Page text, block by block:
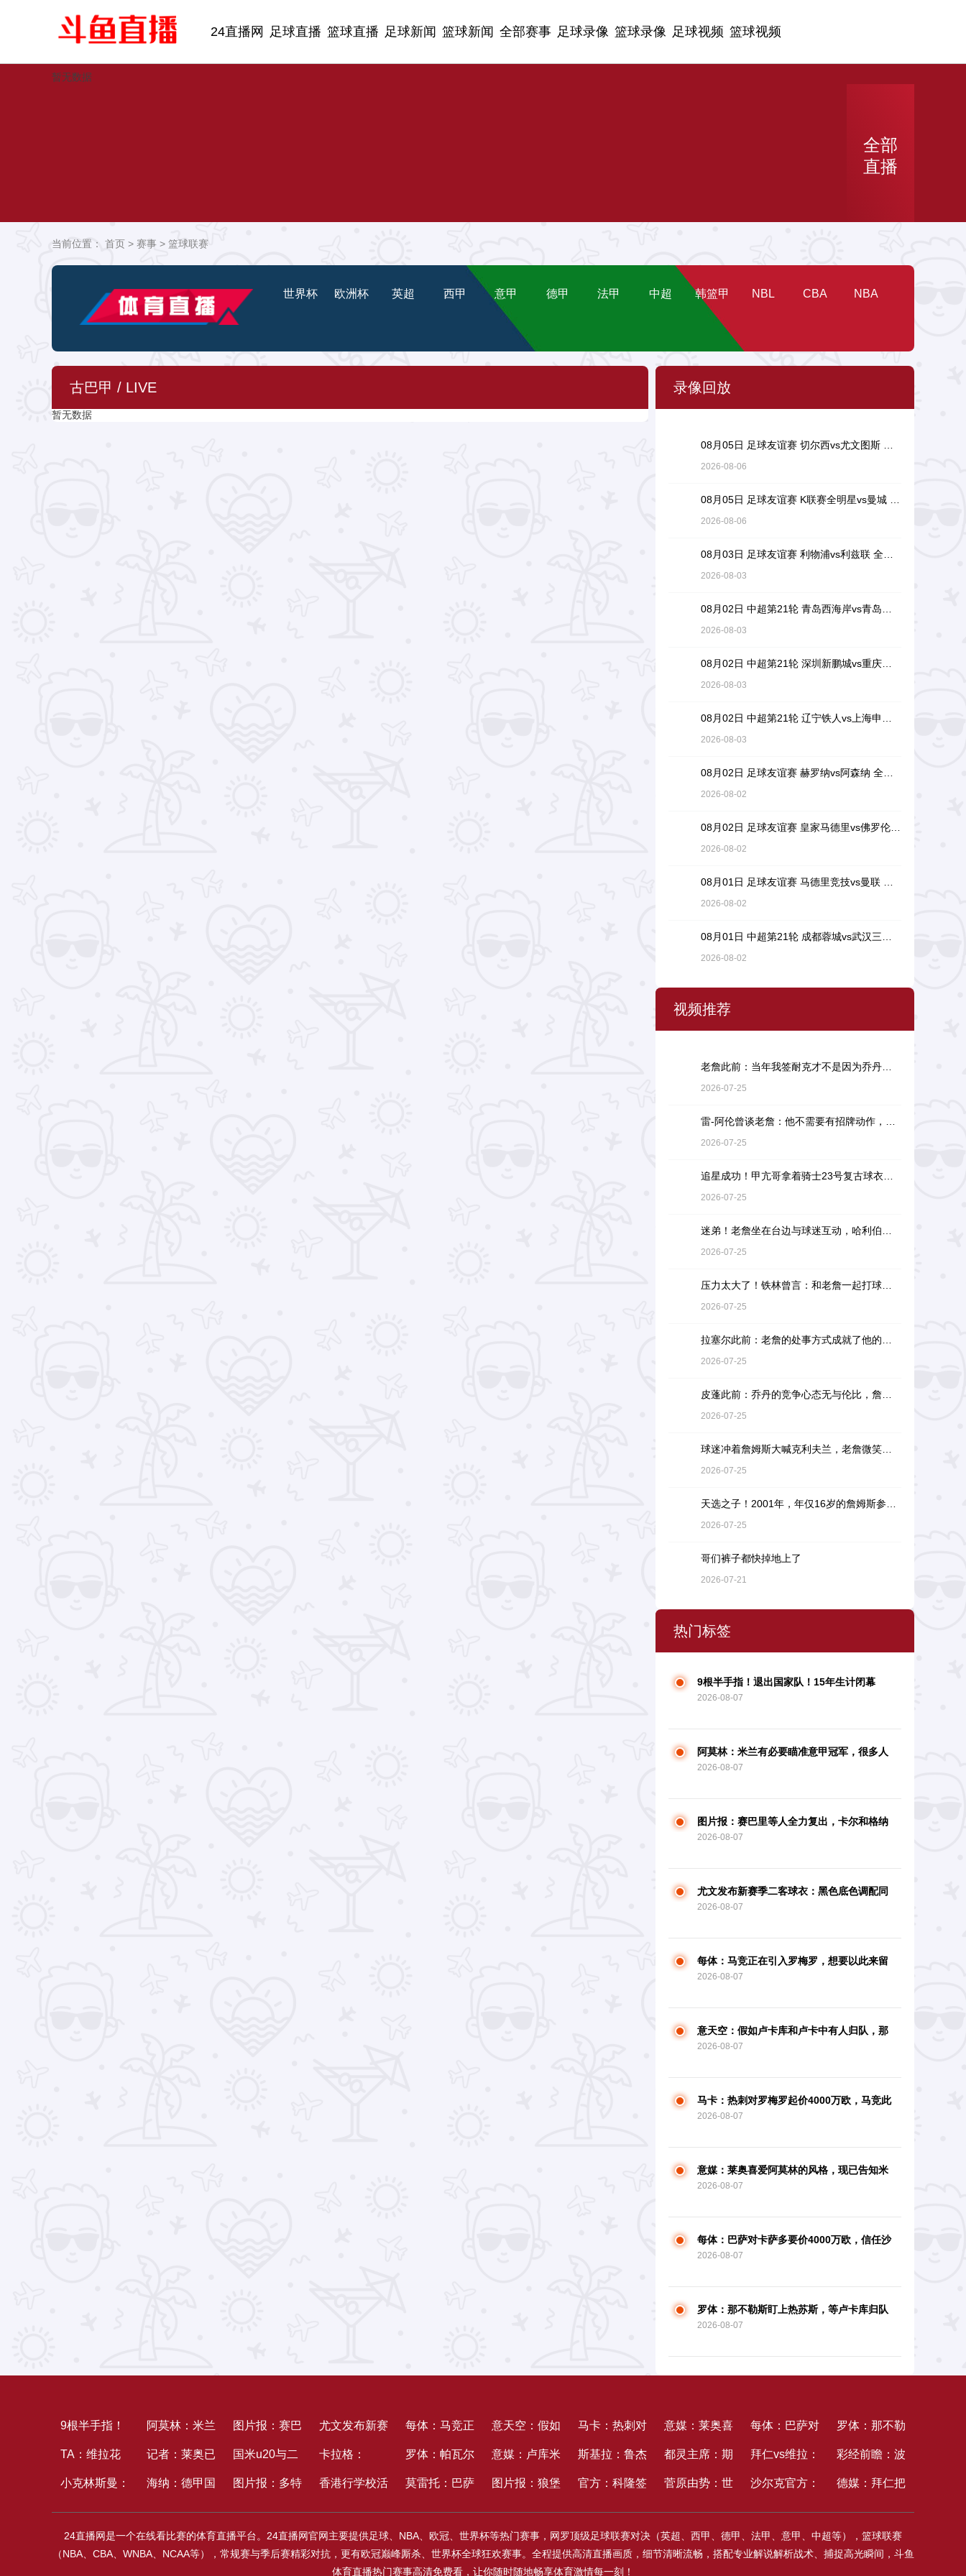
24直播网 足球直播 篮球直播 足球新闻 篮球新闻 全部赛事 足球录像 篮球录像 足球视频 篮球视频
暂无数据
全部
直播
当前位置： 首页 > 赛事 > 篮球联赛
世界杯 欧洲杯 英超 西甲 意甲 德甲 法甲 中超 韩篮甲 NBL CBA NBA
古巴甲 / LIVE
暂无数据
录像回放
2026-08-06
2026-08-06
2026-08-03
2026-08-03
2026-08-03
2026-08-03
2026-08-02
2026-08-02
2026-08-02
2026-08-02
视频推荐
2026-07-25
2026-07-25
2026-07-25
2026-07-25
2026-07-25
2026-07-25
2026-07-25
2026-07-25
2026-07-25
哥们裤子都快掉地上了
2026-07-21
热门标签
9根半手指！退出国家队！15年生计闭幕
2026-08-07
阿莫林：米兰有必要瞄准意甲冠军，很多人
想坐我方位
2026-08-07
图片报：赛巴里等人全力复出，卡尔和格纳
布里参与德超杯存疑
2026-08-07
尤文发布新赛季二客球衣：黑色底色调配同
色系火焰图画
2026-08-07
每体：马竞正在引入罗梅罗，想要以此来留
住阿尔瓦雷斯
2026-08-07
意天空：假如卢卡库和卢卡中有人归队，那
不勒斯将推动热苏斯
2026-08-07
马卡：热刺对罗梅罗起价4000万欧，马竞此
前报3000万欧元被拒
2026-08-07
意媒：莱奥喜爱阿莫林的风格，现已告知米
兰自己不想再归队
2026-08-07
每体：巴萨对卡萨多要价4000万欧，信任沙
特沙龙有才能满意
2026-08-07
罗体：那不勒斯盯上热苏斯，等卢卡库归队
后再买人
2026-08-07
9根半手指！
退出国家队！
15年生计闭
幕
阿莫林：米兰
有必要瞄准意
甲冠军，很多
人想坐我方位
图片报：赛巴
里等人全力复
出，卡尔和格
纳布里参与德
超杯存疑
尤文发布新赛
季二客球衣：
黑色底色调配
同色系火焰图
画
每体：马竞正
在引入罗梅
罗，想要以此
来留住阿尔瓦
雷斯
意天空：假如
卢卡库和卢卡
中有人归队，
那不勒斯将推
动热苏斯
马卡：热刺对
罗梅罗起价
4000万欧，
马竞此前报
3000万欧元
被拒
意媒：莱奥喜
爱阿莫林的风
格，现已告知
米兰自己不想
再归队
每体：巴萨对
卡萨多要价
4000万欧，
信任沙特沙龙
有才能满意
罗体：那不勒
斯盯上热苏
斯，等卢卡库
归队后再买人
TA：维拉花
1000万镑签
17岁中锋马
乔，方针便是
记者：莱奥已
被加拉塔萨雷
的建队方案压
服，后者预备
国米u20与二
队别离获得热
身赛成功
卡拉格：
4000-5000万
镑卖罗德里没
有意义，还不
如再留他一年
罗体：帕瓦尔
想留国米，罗
梅罗转会恐被
截胡
意媒：卢库米
依旧优先选择
尤文，现已达
到5年合同
斯基拉：鲁杰
里已与维拉谈
妥个人合同，
间隔加盟仅一
步之遥
都灵主席：期
望本赛季成最
佳赛季，之后
或许出售沙龙
拜仁vs维拉：
诺伊尔、金玟
哉先发，比朔
夫、布朗出战
彩经前瞻：波
鸿vs柏林赫
塔；德乙揭幕
战，传统强队
小克林斯曼：
颈椎骨折后几
乎瘫痪；现在
海纳：德甲国
际化不是一家
沙龙能完成
图片报：多特
固定费低于
4000万欧报
香港行学校活
动，埃尔伯、
穆哈马迪别离
代表拜仁与维
莫雷托：巴萨
未来几个小时
内联系曼城为
罗德里提交正
图片报：狼堡
是德乙冠军最
大抢手，夺冠
概率高达
官方：科隆签
下本菲卡18
岁中场吉尔-
内维斯
菅原由势：世
界杯开赛前板
仓滉与堂安律
沙尔克官方：
球队签下法兰
克福球员埃宾
德媒：拜仁把
比朔夫当公关
新宠，他还和
24直播网是一个在线看比赛的体育直播平台。24直播网官网主要提供足球、NBA、欧冠、世界杯等热门赛事，网罗顶级足球联赛对决（英超、西甲、德甲、法甲、意甲、中超等），篮球联赛
（NBA、CBA、WNBA、NCAA等），常规赛与季后赛精彩对抗，更有欧冠巅峰厮杀、世界杯全球狂欢赛事。全程提供高清直播画质，细节清晰流畅，搭配专业解说解析战术、捕捉高光瞬间，斗鱼
体育直播热门赛事高清免费看，让你随时随地畅享体育激情每一刻！